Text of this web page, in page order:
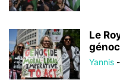
Le
Yannis -